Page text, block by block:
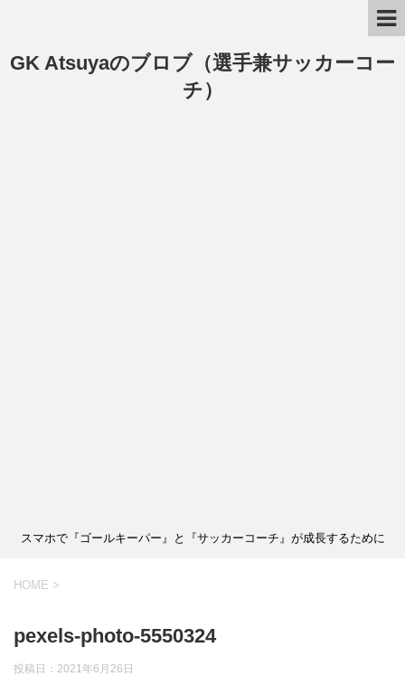
GK Atsuyaのブロブ（選手兼サッカーコー
チ）
スマホで『ゴールキーパー』と『サッカーコーチ』が成長するために
HOME >
pexels-photo-5550324
投稿日： 2021年6月26日